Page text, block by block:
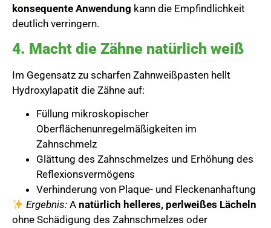
konsequente Anwendung kann die Empfindlichkeit
deutlich verringern.
4. Macht die Zähne natürlich weiß
Im Gegensatz zu scharfen Zahnweißpasten hellt
Hydroxylapatit die Zähne auf:
Füllung mikroskopischer
Oberflächenunregelmäßigkeiten im
Zahnschmelz
Glättung des Zahnschmelzes und Erhöhung des
Reflexionsvermögens
Verhinderung von Plaque- und Fleckenanhaftung
Ergebnis: Anatürlich helleres, perlweißes Lächeln
ohne Schädigung des Zahnschmelzes oder